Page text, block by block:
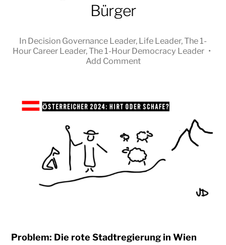
Bürger
In Decision Governance Leader, Life Leader,The 1-
Hour Career Leader,The 1-Hour Democracy Leader •
Add Comment
Problem: Die rote Stadtregierung in Wien